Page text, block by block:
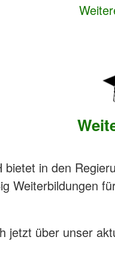
bietet in den
Weiterbildungen
jetzt über unser